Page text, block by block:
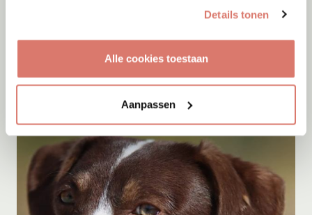
Details tonen
Alle cookies toestaan
Aanpassen
Woozles